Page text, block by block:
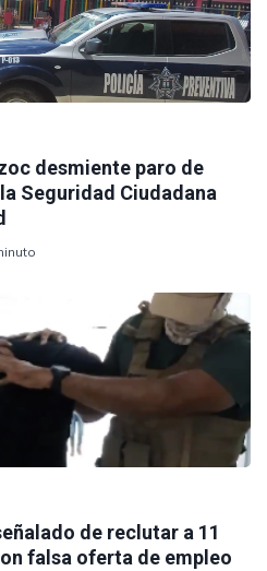
desmiente paro de
Seguridad Ciudadana
de reclutar a 11
falsa oferta de empleo